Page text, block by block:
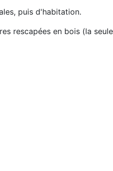
puis d'habitation.
rescapées en bois (la seule